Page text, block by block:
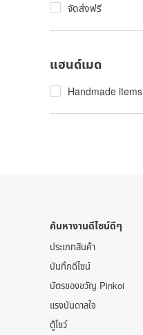
จัดส่งฟรี
แฮนด์เมด
Handmade items
ค้นหางานดีไซน์ดีๆ
ประเภทสินค้า
บันทึกดีไซน์
บัตรของขวัญ Pinkoi
แรงบันดาลใจ
ตู้โชว์